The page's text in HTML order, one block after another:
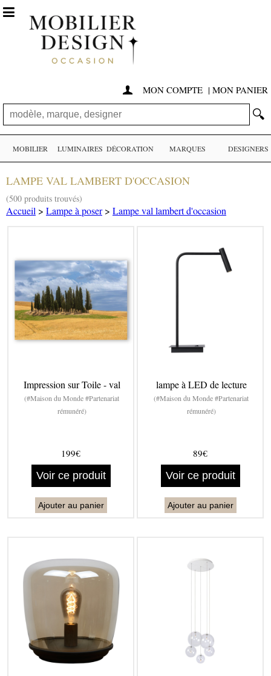
 MON COMPTE | MON PANIER
🔍

MOBILIER LUMINAIRES DÉCORATION MARQUES DESIGNERS
LAMPE VAL LAMBERT D'OCCASION
(500 produits trouvés)
Accueil > Lampe à poser> Lampe val lambert d'occasion
Impression sur Toile - val
(#Maison du Monde #Partenariat
rémunéré)
199€
Voir ce produit
Ajouter au panier
lampe à LED de lecture
(#Maison du Monde #Partenariat
rémunéré)
89€
Voir ce produit
Ajouter au panier